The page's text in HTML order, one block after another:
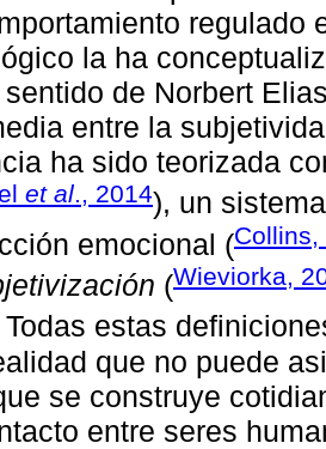
regulado
la ha
de Norbert
entre la
ha sido teorizada
et al., 2014), un
emocional (Collins,
(Wieviorka,
estas
que no puede
se construye
entre seres